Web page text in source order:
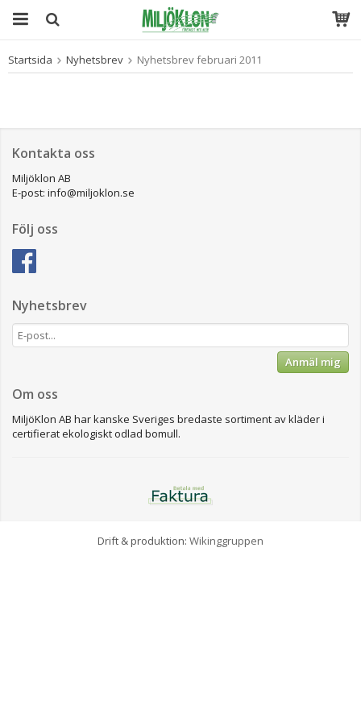
Produkten har blivit tillagd i varukorgen
Startsida Nyhetsbrev Nyhetsbrev februari 2011
Kontakta oss
Miljöklon AB
E-post: info@miljoklon.se
Följ oss
Nyhetsbrev
Anmäl mig
Om oss
MiljöKlon AB har kanske Sveriges bredaste sortiment av kläder i
certifierat ekologiskt odlad bomull.
Drift & produktion: Wikinggruppen